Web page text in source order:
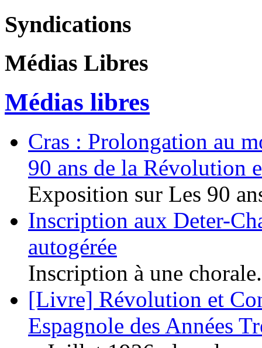
Syndications
Médias Libres
Médias libres
Cras : Prolongation au
90 ans de la Révolution
Exposition sur Les 90
Inscription aux Deter-
autogérée
Inscription à une
[Livre] Révolution et
Espagnole des Années